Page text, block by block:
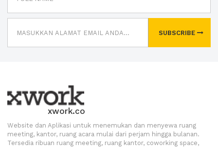
SUBSCRIBE
xwork.co
Website dan Aplikasi untuk menemukan dan menyewa ruang
meeting, kantor, ruang acara mulai dari perjam hingga bulanan.
Tersedia ribuan ruang meeting, ruang kantor, coworking space,